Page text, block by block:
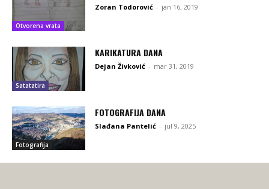
Otvorena vrata
Zoran Todorović - jan 16, 2019
Satatatira
KARIKATURA DANA
Dejan Živković - mar 31, 2019
Fotografija
FOTOGRAFIJA DANA
Slađana Pantelić - jul 9, 2025